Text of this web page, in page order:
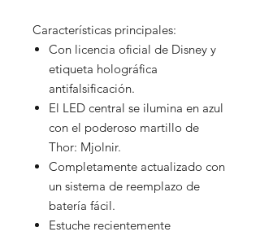
Características principales:
Con licencia oficial de Disney y
etiqueta holográfica
antifalsificación.
El LED central se ilumina en azul
con el poderoso martillo de
Thor: Mjolnir.
Completamente actualizado con
un sistema de reemplazo de
batería fácil.
Estuche recientemente